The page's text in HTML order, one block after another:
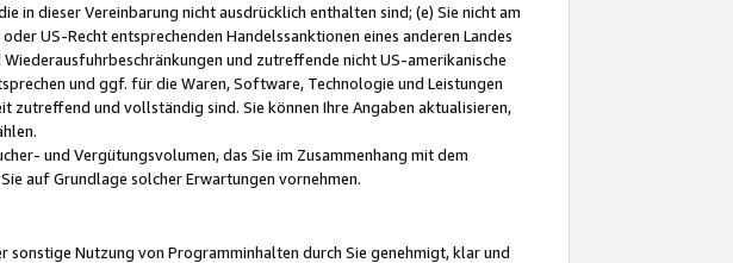
in dieser Vereinbarung nicht ausdrücklich enthalten sind; (e) Sie nicht am
US-Recht entsprechenden Handelssanktionen eines anderen Landes
und zutreffende nicht US-amerikanische
und ggf. für die Waren, Software, Technologie und Leistungen
zutreffend und vollständig sind. Sie können Ihre Angaben aktualisieren,
und Vergütungsvolumen, das Sie im Zusammenhang mit dem
auf Grundlage solcher Erwartungen vornehmen.
Nutzung von Programminhalten durch Sie genehmigt, klar und